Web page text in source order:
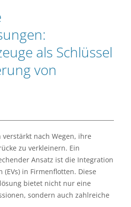
als Schlüssel
von
nach Wegen, ihre
zu verkleinern. Ein
Ansatz ist die Integration
(EVs) in Firmenflotten. Diese
bietet nicht nur eine
sondern auch zahlreiche